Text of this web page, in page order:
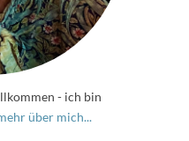
- ich bin
über mich...